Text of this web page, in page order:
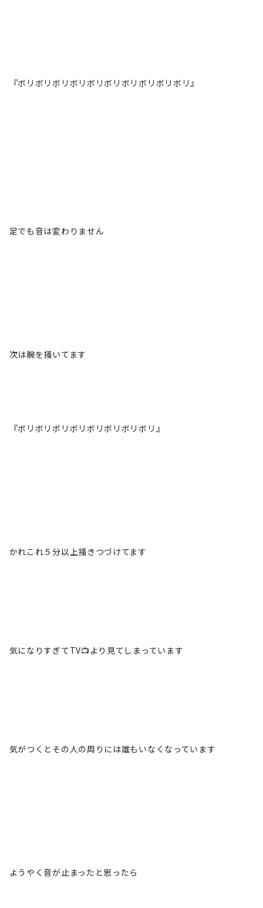
『ボリボリボリボリボリボリボリボリボリボリ』
足でも音は変わりません
次は腕を掻いてます
『ボリボリボリボリボリボリボリボリ』
かれこれ５分以上掻きつづけてます
気になりすぎてTV📺️より見てしまっています
気がつくとその人の周りには誰もいなくなっています
ようやく音が止まったと思ったら